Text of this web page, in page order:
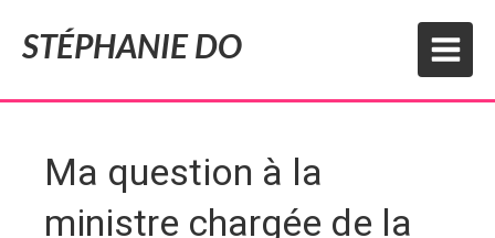
STÉPHANIE DO
Ma question à la
ministre chargée de la